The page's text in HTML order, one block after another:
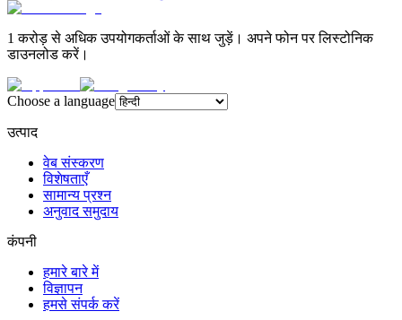
1 करोड़ से अधिक उपयोगकर्ताओं के साथ जुड़ें। अपने फोन पर लिस्टोनिक
डाउनलोड करें।
Choose a language
उत्पाद
वेब संस्करण
विशेषताएँ
सामान्य प्रश्न
अनुवाद समुदाय
कंपनी
हमारे बारे में
विज्ञापन
हमसे संपर्क करें